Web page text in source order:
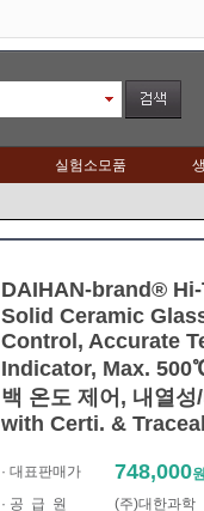
실험소모품
DAIHAN-brand®
Solid Ceramic
Control, Accurate
Indicator, Max.
백 온도 제어, 내열
with Certi. &
· 대표판매가 748,000원
· 공 급 원
(주)대한과학